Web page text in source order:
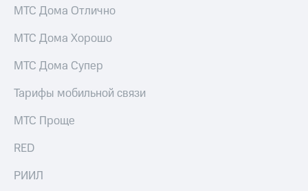
выкупа
Дивиденды
Рынок
облигаций
Описание
Еврооблигации-2023
о
МТС Дома Отлично
МТС Дома Хорошо
МТС Дома Супер
Тарифы мобильной связи
МТС Проще
RED
РИИЛ